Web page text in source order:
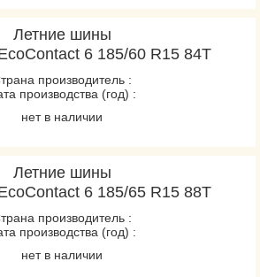
Летние шины
6 185/60 R15 84T
производитель :
производства (год) :
нет в наличии
Летние шины
6 185/65 R15 88T
производитель :
производства (год) :
нет в наличии